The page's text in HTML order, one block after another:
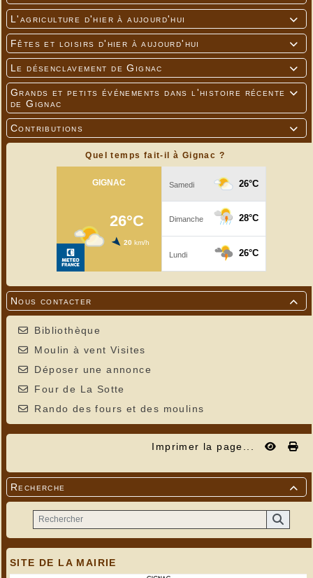

L'agriculture d'hier à aujourd'hui

Fêtes et loisirs d'hier à aujourd'hui

Le désenclavement de Gignac

Grands et petits événements dans l'histoire récente
de Gignac

Contributions
Quel temps fait-il à Gignac ?

Nous contacter
Bibliothèque
Moulin à vent Visites
Déposer une annonce
Four de La Sotte
Rando des fours et des moulins
Imprimer la page...

Recherche
SITE DE LA MAIRIE